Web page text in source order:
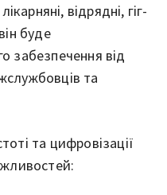
відрядні, гіг-
буде
забезпечення від
та
та цифровізації